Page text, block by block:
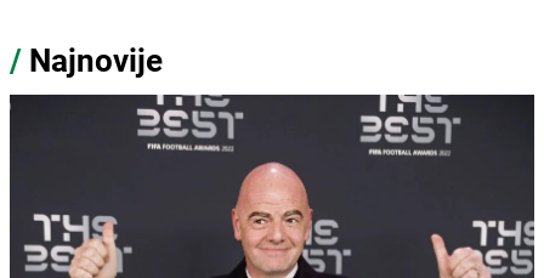
/ Najnovije